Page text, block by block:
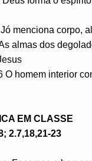
menciona corpo,
almas dos
O homem interior
EM CLASSE
2.7,18,21-23